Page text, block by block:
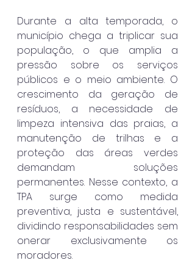
Durante a alta temporada, o
município chega a triplicar sua
população, o que amplia a
pressão sobre os serviços
públicos e o meio ambiente. O
crescimento da geração de
resíduos, a necessidade de
limpeza intensiva das praias, a
manutenção de trilhas e a
proteção das áreas verdes
demandam soluções
permanentes. Nesse contexto, a
TPA surge como medida
preventiva, justa e sustentável,
dividindo responsabilidades sem
onerar exclusivamente os
moradores.